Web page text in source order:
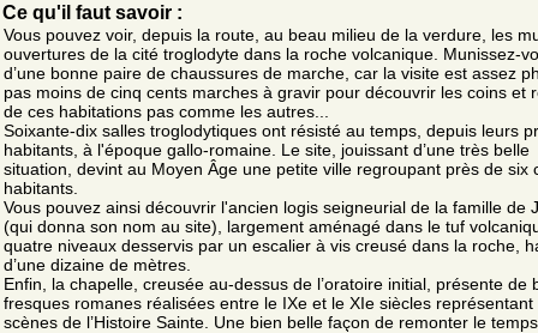
Ce qu'il faut savoir :
Vous pouvez voir, depuis la route, au beau milieu de la verdure, les
ouvertures de la cité troglodyte dans la roche volcanique. Munissez-
d’une bonne paire de chaussures de marche, car la visite est assez
pas moins de cinq cents marches à gravir pour découvrir les coins et
de ces habitations pas comme les autres...
Soixante-dix salles troglodytiques ont résisté au temps, depuis leurs
habitants, à l'époque gallo-romaine. Le site, jouissant d’une très belle
situation, devint au Moyen Âge une petite ville regroupant près de six
habitants.
Vous pouvez ainsi découvrir l'ancien logis seigneurial de la famille de
(qui donna son nom au site), largement aménagé dans le tuf
quatre niveaux desservis par un escalier à vis creusé dans la roche,
d’une dizaine de mètres.
Enfin, la chapelle, creusée au-dessus de l’oratoire initial, présente de
fresques romanes réalisées entre le IXe et le XIe siècles représentant
scènes de l’Histoire Sainte. Une bien belle façon de remonter le